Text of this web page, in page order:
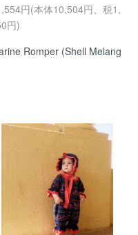
円(本体10,504円、税1,
円)
Romper (Shell Melang